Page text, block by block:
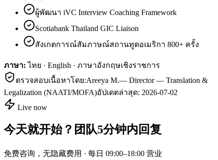
ผู้พัฒนา iVC Interview Coaching Framework
Scotiabank Thailand GIC Liaison
สังเกตการณ์สัมภาษณ์สถานทูตอเมริกา 800+ ครั้ง
ภาษา: ไทย · English · ภาษาอังกฤษเชิงราชการ
ตรวจสอบเนื้อหาโดย:Areeya M.— Director — Translation &
Legalization (NAATI/MOFA)อัปเดตล่าสุด: 2026-07-02
Live now
今天就开始？团队5分钟内回复
免费咨询，无隐藏费用 · 每日 09:00–18:00 营业